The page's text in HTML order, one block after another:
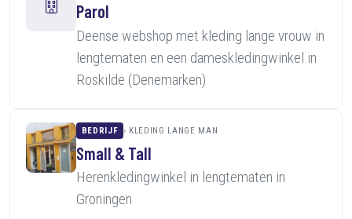
Parol
Deense webshop met kleding lange vrouw in
lengtematen en een dameskledingwinkel in
Roskilde (Denemarken)
BEDRIJF KLEDING LANGE MAN
Small & Tall
Herenkledingwinkel in lengtematen in
Groningen